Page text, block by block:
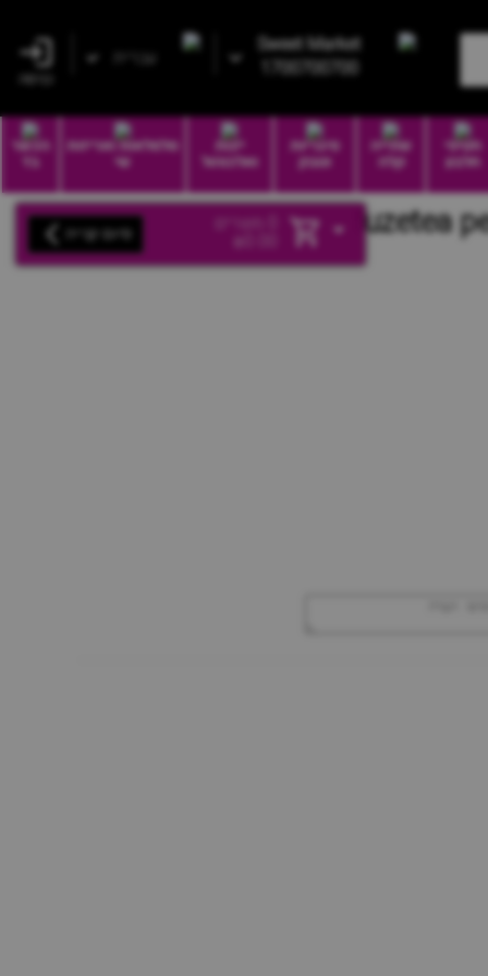
עברית
Sweet Market
1700700700
חטיפי
חלבון
שתייה
קלה
סיגריות
וטבק
יינות
ואלכוהול
סלסלאות ואריזות
שי
הכשר
בד
מוצרים
₪ סיום קנייה